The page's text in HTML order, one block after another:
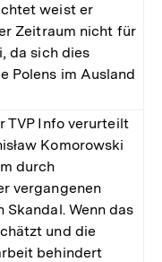
weist er
Zeitraum nicht für
da sich dies
Polens im Ausland
TVP Info verurteilt
Komorowski
durch
vergangenen
Skandal. Wenn das
und die
behindert